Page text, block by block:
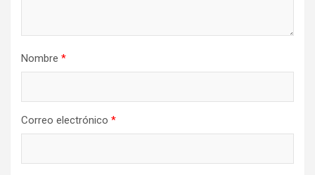
Nombre *
Correo electrónico *